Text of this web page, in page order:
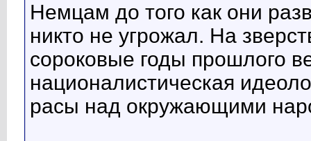
Немцам до того как они
никто не угрожал. На
сороковые годы прошлого
националистическая
расы над окружающими